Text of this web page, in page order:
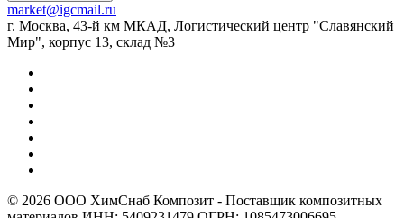
market@igcmail.ru
г. Москва, 43-й км МКАД, Логистический центр "Славянский
Мир", корпус 13, склад №3
© 2026 ООО ХимСнаб Композит - Поставщик композитных